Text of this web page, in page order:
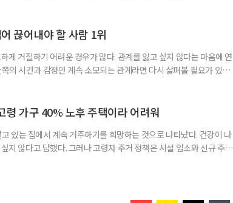
이다. 박경하 한국노인인력개발원 선임연구위
끊어내야 할 사람 1위
게 거절하기 어려운 경우가 많다. 관계를 잃고 싶지 않다는 마음에 연
의 시간과 감정만 계속 소모되는 관계라면 다시 살펴볼 필요가 있다.
동도 건강한 관계와는 거리가 멀다. 믿고 털어놓은 개인사나 약점을
령 가구 40% 노후 주택이라 어려워
있는 집에서 계속 거주하기를 희망하는 것으로 나타났다. 건강이 나
지 않다고 답했다. 그러나 고령자 주거 정책은 시설 입소와 신규 주택